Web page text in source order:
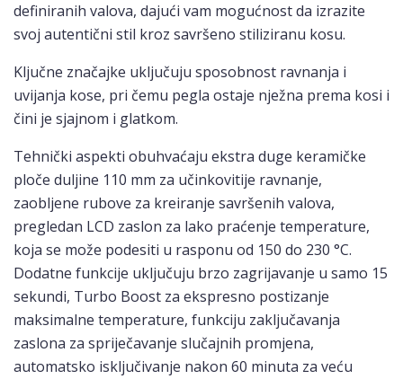
definiranih valova, dajući vam mogućnost da izrazite
svoj autentični stil kroz savršeno stiliziranu kosu.
Ključne značajke uključuju sposobnost ravnanja i
uvijanja kose, pri čemu pegla ostaje nježna prema kosi i
čini je sjajnom i glatkom.
Tehnički aspekti obuhvaćaju ekstra duge keramičke
ploče duljine 110 mm za učinkovitije ravnanje,
zaobljene rubove za kreiranje savršenih valova,
pregledan LCD zaslon za lako praćenje temperature,
koja se može podesiti u rasponu od 150 do 230 °C.
Dodatne funkcije uključuju brzo zagrijavanje u samo 15
sekundi, Turbo Boost za ekspresno postizanje
maksimalne temperature, funkciju zaključavanja
zaslona za spriječavanje slučajnih promjena,
automatsko isključivanje nakon 60 minuta za veću